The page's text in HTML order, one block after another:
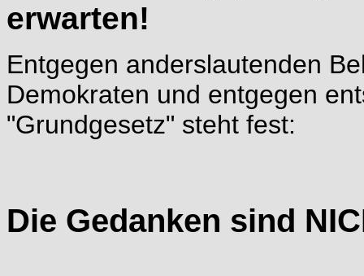
erwarten!
Entgegen anderslautenden
Demokraten und entgegen
"Grundgesetz" steht fest:
Die Gedanken sind